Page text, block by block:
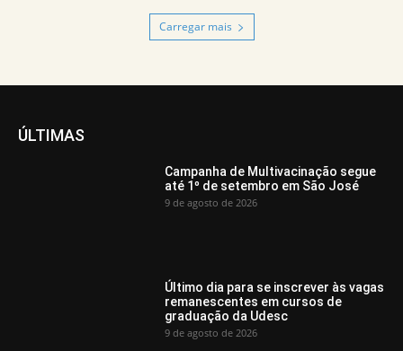
Carregar mais
ÚLTIMAS
Campanha de Multivacinação segue
até 1º de setembro em São José
9 de agosto de 2026
Último dia para se inscrever às vagas
remanescentes em cursos de
graduação da Udesc
9 de agosto de 2026